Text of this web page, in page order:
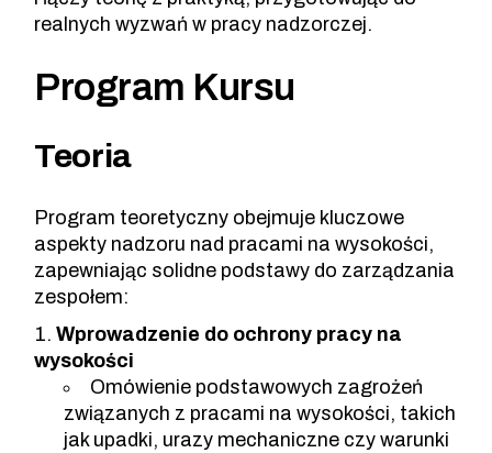
realnych wyzwań w pracy nadzorczej.
Program Kursu
Teoria
Program teoretyczny obejmuje kluczowe
aspekty nadzoru nad pracami na wysokości,
zapewniając solidne podstawy do zarządzania
zespołem:
Wprowadzenie do ochrony pracy na
wysokości
Omówienie podstawowych zagrożeń
związanych z pracami na wysokości, takich
jak upadki, urazy mechaniczne czy warunki